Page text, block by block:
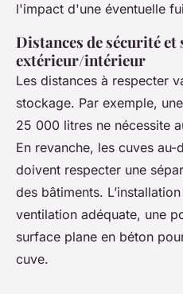
l'impact d'une éventuelle
Distances de sécurité et
extérieur/intérieur
Les distances à respecter
stockage. Par exemple,
25 000 litres ne nécessite
En revanche, les cuves
doivent respecter une
des bâtiments.
ventilation adéquate, une
surface plane en béton
cuve.